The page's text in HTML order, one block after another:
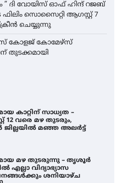
” ദി വോയിസ് ഓഫ് ഹിന്ദ് റജബ്
ഫിലിം സൊസൈറ്റി ആഗസ്റ്റ് 7
ചെയ്യുന്നു
കോളജ് കോമേഴ്‌സ്
കാറ്റിന് സാധ്യത –
12 വരെ മഴ തുടരും,
മഞ്ഞ അലർട്ട്
മഴ തുടരുന്നു – തൃശൂർ
എല്ലാ വിദ്യാഭ്യാസ
ശനിയാഴ്ച